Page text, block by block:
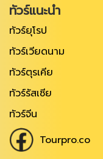
ทัวร์แนะนำ
ทัวร์ยุโรป
ทัวร์เวียดนาม
ทัวร์ตุรเคีย
ทัวร์รัสเซีย
ทัวร์จีน
Tourpro.co